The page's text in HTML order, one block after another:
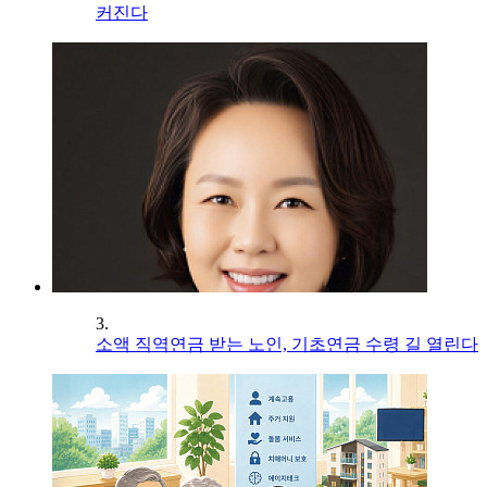
커진다
3.
소액 직역연금 받는 노인, 기초연금 수령 길 열린다